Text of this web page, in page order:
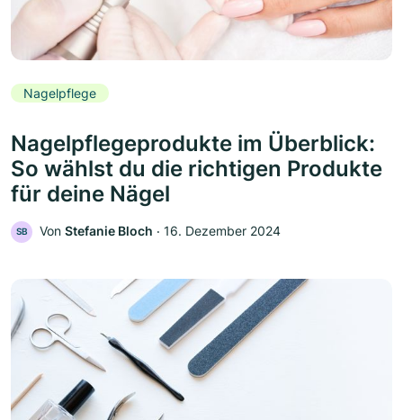
Nagelpflege
Nagelpflegeprodukte im Überblick:
So wählst du die richtigen Produkte
für deine Nägel
SB Von Stefanie Bloch ‧ 16. Dezember 2024